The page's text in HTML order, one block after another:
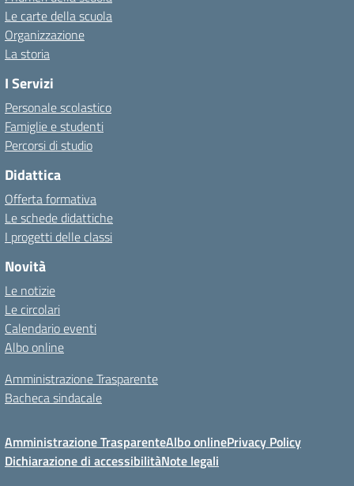
Le carte della scuola
Organizzazione
La storia
I Servizi
Personale scolastico
Famiglie e studenti
Percorsi di studio
Didattica
Offerta formativa
Le schede didattiche
I progetti delle classi
Novità
Le notizie
Le circolari
Calendario eventi
Albo online
Amministrazione Trasparente
Bacheca sindacale
Amministrazione TrasparenteAlbo onlinePrivacy Policy
Dichiarazione di accessibilitàNote legali